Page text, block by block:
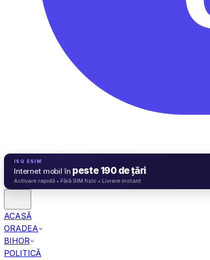
ISQ ESIM
Internet mobil în peste 190 de țări
Activare rapidă • Fără SIM fizic • Livrare instant
ACASĂ
ORADEA
BIHOR
POLITICĂ